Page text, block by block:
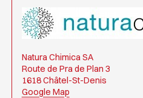
Natura Chimica SA
Route de Pra de Plan 3
1618 Châtel-St-Denis
Google Map